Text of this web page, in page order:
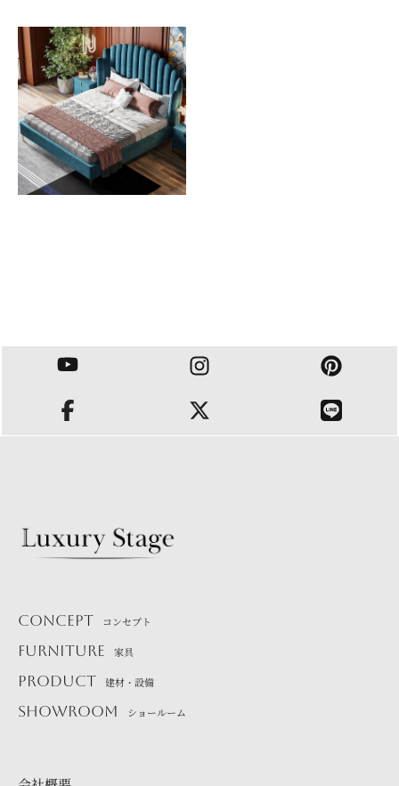
CONCEPT コンセプト
FURNITURE 家具
PRODUCT 建材・設備
SHOWROOM ショールーム